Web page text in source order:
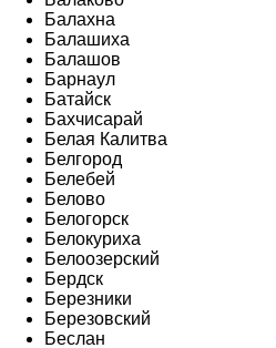
Балахна
Балашиха
Балашов
Барнаул
Батайск
Бахчисарай
Белая Калитва
Белгород
Белебей
Белово
Белогорск
Белокуриха
Белоозерский
Бердск
Березники
Березовский
Беслан